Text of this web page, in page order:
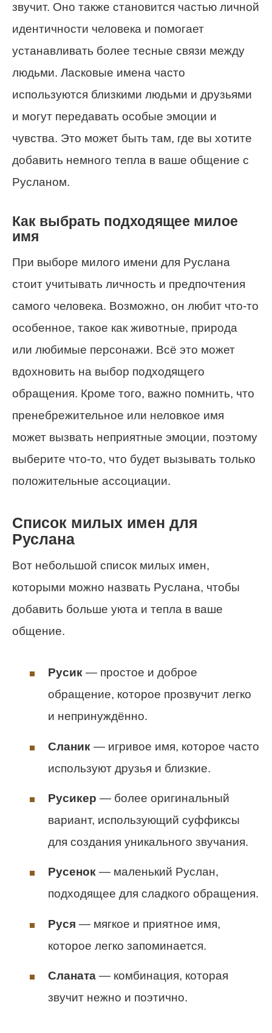
звучит. Оно также становится частью личной
идентичности человека и помогает
устанавливать более тесные связи между
людьми. Ласковые имена часто
используются близкими людьми и друзьями
и могут передавать особые эмоции и
чувства. Это может быть там, где вы хотите
добавить немного тепла в ваше общение с
Русланом.
Как выбрать подходящее милое
имя
При выборе милого имени для Руслана
стоит учитывать личность и предпочтения
самого человека. Возможно, он любит что-то
особенное, такое как животные, природа
или любимые персонажи. Всё это может
вдохновить на выбор подходящего
обращения. Кроме того, важно помнить, что
пренебрежительное или неловкое имя
может вызвать неприятные эмоции, поэтому
выберите что-то, что будет вызывать только
положительные ассоциации.
Список милых имен для
Руслана
Вот небольшой список милых имен,
которыми можно назвать Руслана, чтобы
добавить больше уюта и тепла в ваше
общение.
Русик — простое и доброе
обращение, которое прозвучит легко
и непринуждённо.
Сланик — игривое имя, которое часто
используют друзья и близкие.
Русикер — более оригинальный
вариант, использующий суффиксы
для создания уникального звучания.
Русенок — маленький Руслан,
подходящее для сладкого обращения.
Руся — мягкое и приятное имя,
которое легко запоминается.
Сланата — комбинация, которая
звучит нежно и поэтично.